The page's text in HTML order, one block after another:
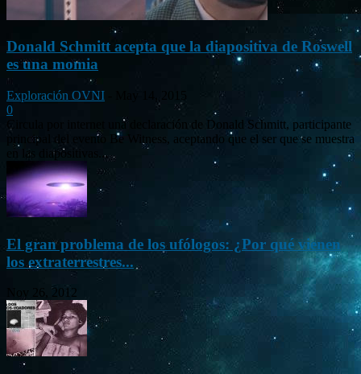
Donald Schmitt acepta que la diapositiva de Roswell
es una momia
Exploración OVNI
0
Circula por internet una declaración de Donald Schmitt, participante
principal del evento Be Witness, aceptando que el ser que se muestra
en las diapositivas...
El gran problema de los ufólogos: ¿Por qué vienen
los extraterrestres...
Nov 26, 2012